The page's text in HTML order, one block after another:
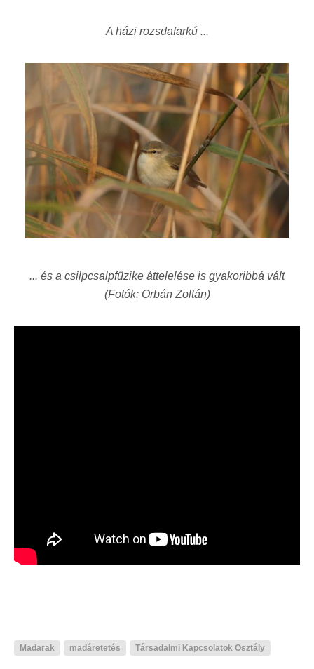
A házi rozsdafarkú ...
... és a csilpcsalpfüzike áttelelése is gyakoribbá vált
(Fotók: Orbán Zoltán)
Madarak madáretetés Társadalmi Kapcsolatok Osztály